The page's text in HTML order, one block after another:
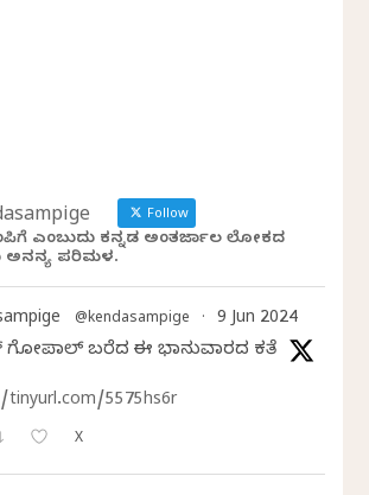
Follow
ಎಂಬುದು ಕನ್ನಡ ಅಂತರ್ಜಾಲ ಲೋಕದ
ಅನನ್ಯ ಪರಿಮಳ.
@kendasampige · 9 Jun 2024
ಬರೆದ ಈ ಭಾನುವಾರದ ಕತೆ
5575hs6r
X